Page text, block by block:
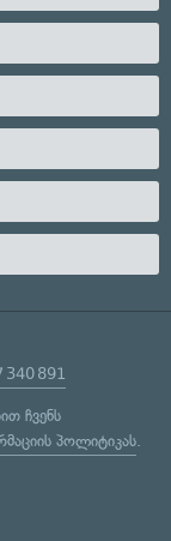
340 891
ჩვენს
პოლიტიკას.